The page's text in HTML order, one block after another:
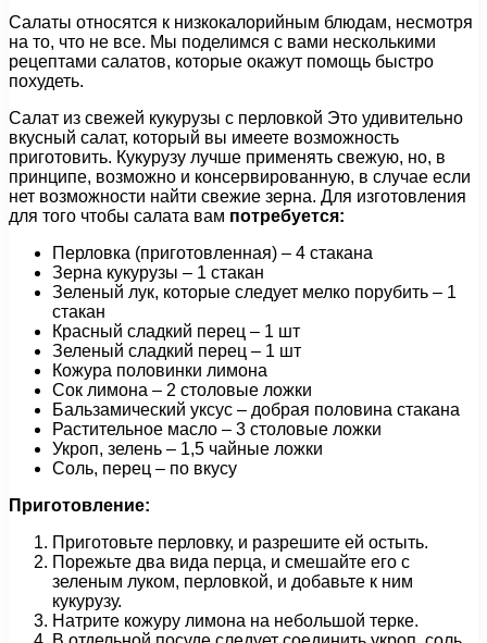
Салаты относятся к низкокалорийным блюдам, несмотря
на то, что не все. Мы поделимся с вами несколькими
рецептами салатов, которые окажут помощь быстро
похудеть.
Салат из свежей кукурузы с перловкой Это удивительно
вкусный салат, который вы имеете возможность
приготовить. Кукурузу лучше применять свежую, но, в
принципе, возможно и консервированную, в случае если
нет возможности найти свежие зерна. Для изготовления
для того чтобы салата вам потребуется:
Перловка (приготовленная) – 4 стакана
Зерна кукурузы – 1 стакан
Зеленый лук, которые следует мелко порубить – 1
стакан
Красный сладкий перец – 1 шт
Зеленый сладкий перец – 1 шт
Кожура половинки лимона
Сок лимона – 2 столовые ложки
Бальзамический уксус – добрая половина стакана
Растительное масло – 3 столовые ложки
Укроп, зелень – 1,5 чайные ложки
Соль, перец – по вкусу
Приготовление:
Приготовьте перловку, и разрешите ей остыть.
Порежьте два вида перца, и смешайте его с
зеленым луком, перловкой, и добавьте к ним
кукурузу.
Натрите кожуру лимона на небольшой терке.